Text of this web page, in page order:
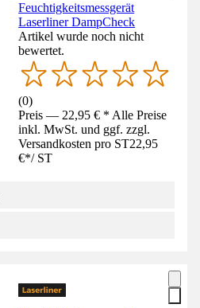
Feuchtigkeitsmessgerät
Laserliner DampCheck
Artikel wurde noch nicht
bewertet.
(0)
Preis — 22,95 € * Alle Preise
inkl. MwSt. und ggf. zzgl.
Versandkosten pro ST22,95
€*/ ST